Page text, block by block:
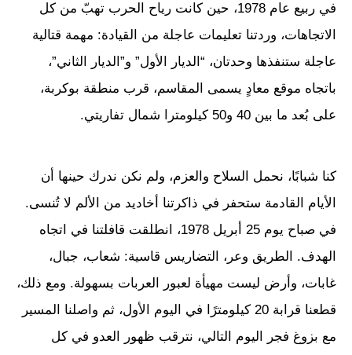
في ربيع عام 1978، حين كانت رياح الحرب تهبّ من كل
الاتجاهات، وردتنا تعليمات عاجلة من القيادة: مهمة قتالية
عاجلة ستنفذها وحدتان، “الديار الأول” و”الديار الثاني”،
باتجاه موقع معادٍ يسمى المقاسم، قرب منطقة بوكربة،
على بُعد ما بين 40 و50 كيلومترا شمال تفاريتي.
كنا شبابًا، نحمل السلاح والعزم، ولم نكن ندرك حينها أن
الأيام القادمة ستحفر في ذاكرتنا أخاديد من الألم لا تُنسى.
في صباح يوم 25 أبريل 1978، انطلقت قافلتنا في اتجاه
الهدف. الطريق وعر، التضاريس قاسية: شعاب، جبال،
غابات، وأرض ليست مهيأة لعبور العربات بسهولة. ومع ذلك،
قطعنا قرابة 20 كيلومترًا في اليوم الأول، ثم واصلنا المسير
مع بزوغ فجر اليوم التالي، نترقب ظهور العدو في كل